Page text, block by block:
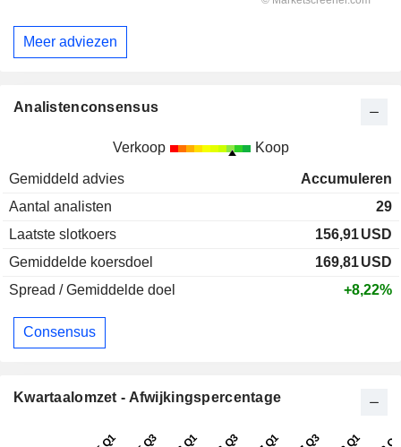
Meer adviezen
Analistenconsensus
Verkoop Koop
Gemiddeld advies
Accumuleren
Aantal analisten
29
Laatste slotkoers
156,91USD
Gemiddelde koersdoel
169,81USD
Spread / Gemiddelde doel
+8,22%
Consensus
Kwartaalomzet - Afwijkingspercentage